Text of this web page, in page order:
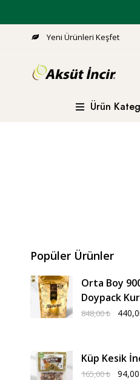
Yeni Ürünleri Keşfet
Ürün
Popüler Ürünler
Orta Boy
Doypack
848,00₺
Küp Kesik
165,00₺ 94,00